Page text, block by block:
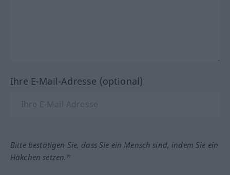
Ihre E-Mail-Adresse (optional)
Bitte bestätigen Sie, dass Sie ein Mensch sind, indem Sie ein
Häkchen setzen.*